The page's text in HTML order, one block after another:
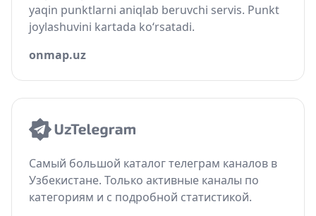
yaqin punktlarni aniqlab beruvchi servis. Punkt
joylashuvini kartada ko‘rsatadi.
onmap.uz
Самый большой каталог телеграм каналов в
Узбекистане. Только активные каналы по
категориям и с подробной статистикой.